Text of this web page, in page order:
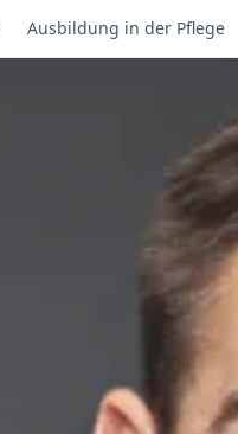
Ausbildung in der Pflege